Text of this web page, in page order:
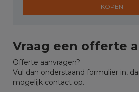
KOPEN
Vraag een offerte
Offerte aanvragen?
Vul dan onderstaand formulier in,
mogelijk contact op.